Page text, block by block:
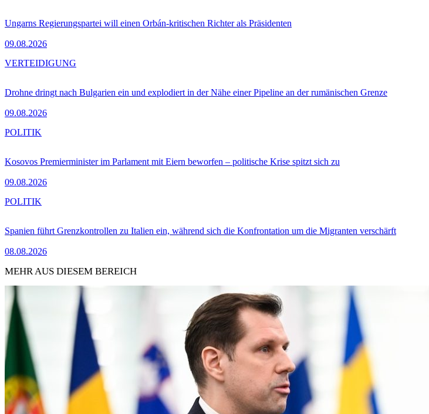
Ungarns Regierungspartei will einen Orbán-kritischen Richter als Präsidenten
09.08.2026
Drohne dringt nach Bulgarien ein und explodiert in der Nähe einer Pipeline an der rumänischen Grenze
09.08.2026
VERTEIDIGUNG
Kosovos Premierminister im Parlament mit Eiern beworfen – politische Krise spitzt sich zu
09.08.2026
POLITIK
Spanien führt Grenzkontrollen zu Italien ein, während sich die Konfrontation um die Migranten verschärft
08.08.2026
POLITIK
MEHR AUS DIESEM BEREICH